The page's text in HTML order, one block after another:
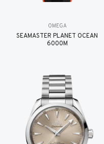
OMEGA
SEAMASTER PLANET OCEAN
6000M